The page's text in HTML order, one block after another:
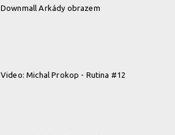
Downmall Arkády obrazem
Video: Michal Prokop - Rutina #12